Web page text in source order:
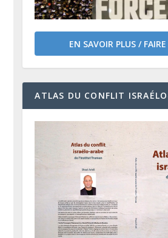
EN SAVOIR PLUS /
ATLAS DU CONFLIT